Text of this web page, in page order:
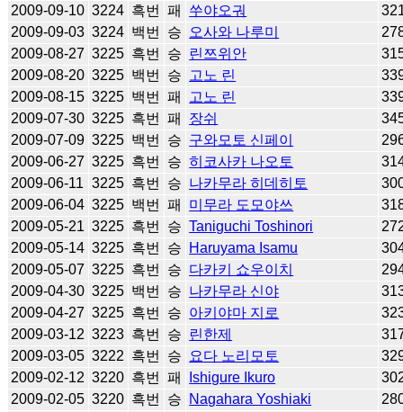
2009-09-10 3224 흑번 패 쑤야오궈
2009-09-03 3224 백번 승 오사와 나루미
2009-08-27 3225 흑번 승 린쯔위안
2009-08-20 3225 백번 승 고노 린
2009-08-15 3225 백번 패 고노 린
2009-07-30 3225 흑번 패 장쉬
2009-07-09 3225 백번 승 구와모토 신페이
2009-06-27 3225 흑번 승 히코사카 나오토
2009-06-11 3225 흑번 승 나카무라 히데히토
2009-06-04 3225 백번 패 미무라 도모야쓰
2009-05-21 3225 흑번 승 Taniguchi Toshinori
2009-05-14 3225 흑번 승 Haruyama Isamu
2009-05-07 3225 흑번 승 다카키 쇼우이치
2009-04-30 3225 백번 승 나카무라 신야
2009-04-27 3225 흑번 승 아키야마 지로
2009-03-12 3223 흑번 승 린한제
2009-03-05 3222 흑번 승 요다 노리모토
2009-02-12 3220 흑번 패 Ishigure Ikuro
2009-02-05 3220 흑번 승 Nagahara Yoshiaki